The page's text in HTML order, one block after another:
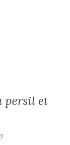
persil et